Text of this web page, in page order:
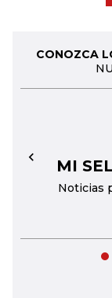
CONOZCA
MI
Noticias
←